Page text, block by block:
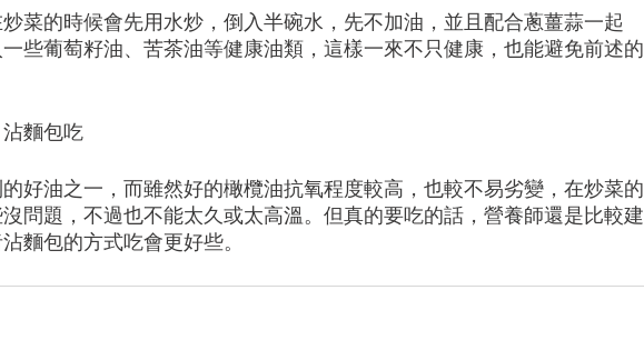
菜的時候會先用水炒，倒入半碗水，先不加油，並且配合蔥薑蒜一起
些葡萄籽油、苦茶油等健康油類，這樣一來不只健康，也能避免前述的
麵包吃
好油之一，而雖然好的橄欖油抗氧程度較高，也較不易劣變，在炒菜的
問題，不過也不能太久或太高溫。但真的要吃的話，營養師還是比較建
麵包的方式吃會更好些。